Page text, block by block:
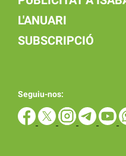
L'ANUARI
SUBSCRIPCIÓ
Seguiu-nos: